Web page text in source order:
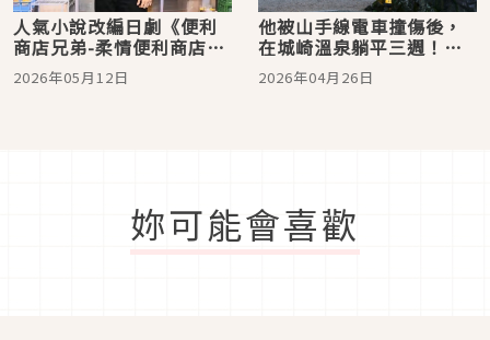
人氣小說改編日劇《便利
商店兄弟-柔情便利商店門
司港小金村門市-》，看完
好想去北九州旅行！
2026年05月12日
他被山手線電車撞傷後，
在城崎溫泉躺平三週！被
放入遊戲的日本文學家
「志賀直哉」
2026年04月26日
妳可能會喜歡